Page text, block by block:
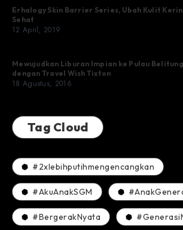
Erhalogy Skin Barrier Series, Ubah Kulit
Sehat
12 April, 2019
Mewujudkan Liburan Impian ke Pulau
dengan Travel Wish Tixton
18 Agustus, 2016
Tag Cloud
#2xlebihputihmengencangkan
#AkuAnakSGM
#BergerakNyata